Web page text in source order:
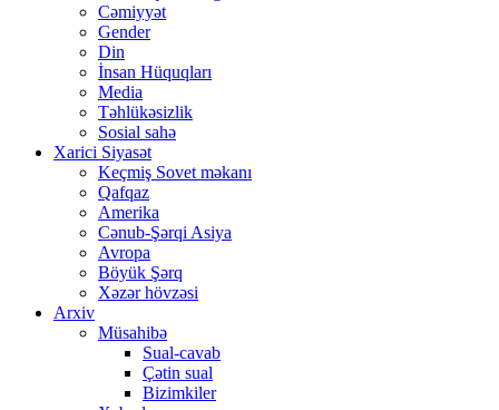
Cəmiyyət
Gender
Din
İnsan Hüquqları
Media
Təhlükəsizlik
Sosial sahə
Xarici Siyasət
Keçmiş Sovet məkanı
Qafqaz
Amerika
Cənub-Şərqi Asiya
Avropa
Böyük Şərq
Xəzər hövzəsi
Arxiv
Müsahibə
Sual-cavab
Çətin sual
Bizimkiler